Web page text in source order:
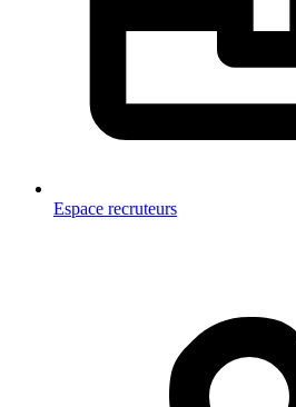
Espace recruteurs